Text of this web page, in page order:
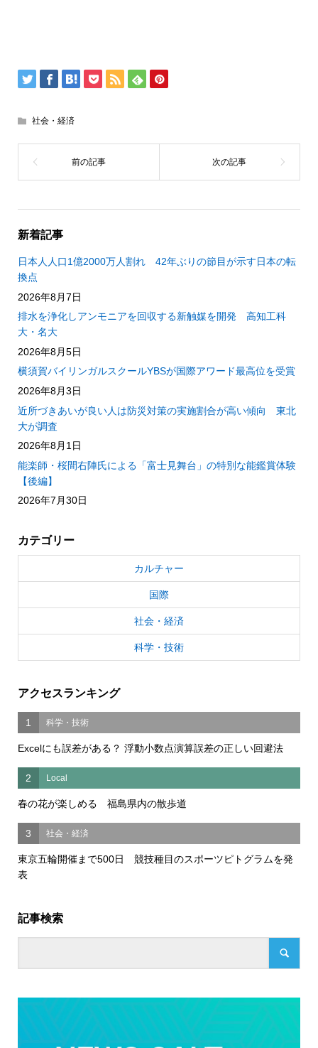
社会・経済
新着記事
日本人人口1億2000万人割れ 42年ぶりの節目が示す日本の転
換点
2026年8月7日
排水を浄化しアンモニアを回収する新触媒を開発 高知工科
大・名大
2026年8月5日
横須賀バイリンガルスクールYBSが国際アワード最高位を受賞
2026年8月3日
近所づきあいが良い人は防災対策の実施割合が高い傾向 東北
大が調査
2026年8月1日
能楽師・桜間右陣氏による「富士見舞台」の特別な能鑑賞体験
【後編】
2026年7月30日
カテゴリー
カルチャー
国際
社会・経済
科学・技術
アクセスランキング
1 科学・技術
Excelにも誤差がある？ 浮動小数点演算誤差の正しい回避法
2 Local
春の花が楽しめる 福島県内の散歩道
3 社会・経済
東京五輪開催まで500日 競技種目のスポーツピトグラムを発
表
記事検索